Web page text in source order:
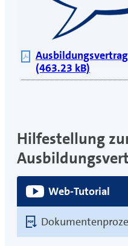
(463.23 kB)
Hilfestellung
Web-Tutorial